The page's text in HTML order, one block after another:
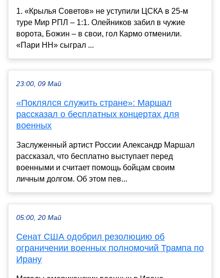
1. «Крылья Советов» не уступили ЦСКА в 25-м
туре Мир РПЛ – 1:1. Олейников забил в чужие
ворота, Божин – в свои, гол Кармо отменили.
«Пари НН» сыграл ...
23:00, 09 Май
«Поклялся служить стране»: Маршал
рассказал о бесплатных концертах для
военных
Заслуженный артист России Александр Маршал
рассказал, что бесплатно выступает перед
военными и считает помощь бойцам своим
личным долгом. Об этом пев...
05:00, 20 Май
Сенат США одобрил резолюцию об
ограничении военных полномочий Трампа по
Ирану